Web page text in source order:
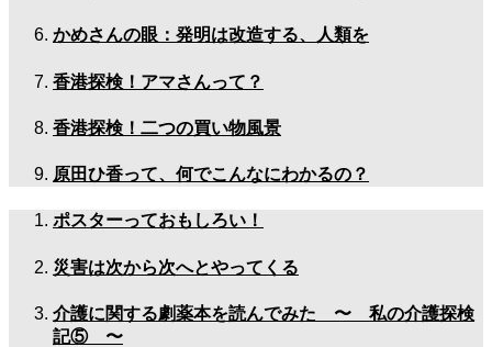
かめさんの眼：発明は改造する、人類を
香港探検！アマさんって？
香港探検！二つの買い物風景
原田ひ香って、何でこんなにわかるの？
ポスターっておもしろい！
災害は次から次へとやってくる
介護に関する劇薬本を読んでみた 〜 私の介護探検
記⑤ 〜